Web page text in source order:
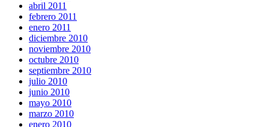
abril 2011
febrero 2011
enero 2011
diciembre 2010
noviembre 2010
octubre 2010
septiembre 2010
julio 2010
junio 2010
mayo 2010
marzo 2010
enero 2010